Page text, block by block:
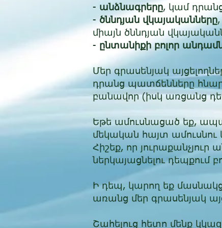
- անձնագրերը, կամ
-ծննդյան վկայականները
միայն ծննդյան
- ընտանիքի բոլոր
​Մեր գրասենյակ
դրանց պատճենները
բանավոր (իսկ առցանց
Եթե ամուսնացած եք,
մեկական հայտ ամուսնու
Հիշեք, որ
ներկայացնելու դեպքում
Ի դեպ, կարող եք
առանց մեր գրասենյակ
Շահելուց հետո մենք